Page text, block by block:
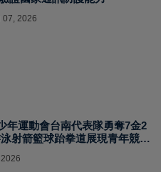
07, 2026
年運動會台南代表隊勇奪7金2
射箭籃球跆拳道展現青年競技